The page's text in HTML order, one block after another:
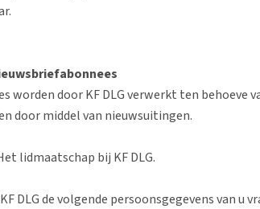
worden door KF DLG verwerkt ten behoeve
door middel van nieuwsuitingen.
lidmaatschap bij KF DLG.
DLG de volgende persoonsgegevens van u